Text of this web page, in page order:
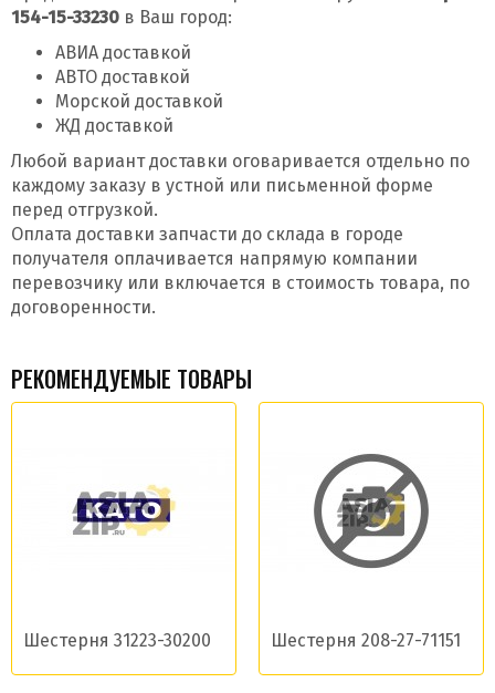
154-15-33230 в Ваш город:
АВИА доставкой
АВТО доставкой
Морской доставкой
ЖД доставкой
Любой вариант доставки оговаривается отдельно по
каждому заказу в устной или письменной форме
перед отгрузкой.
Оплата доставки запчасти до склада в городе
получателя оплачивается напрямую компании
перевозчику или включается в стоимость товара, по
договоренности.
РЕКОМЕНДУЕМЫЕ ТОВАРЫ
Шестеpня 31223-30200 Шестерня 208-27-71151